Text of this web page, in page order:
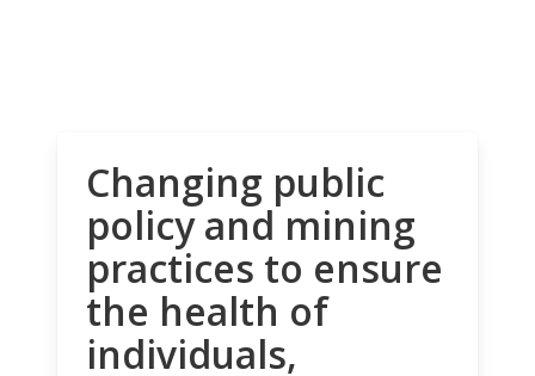
Changing public
policy and mining
practices to ensure
the health of
individuals,